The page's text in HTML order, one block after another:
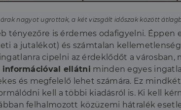
árak nagyot ugrottak, a két vizsgált időszak között
tényezőre is érdemes odafigyelni.
a jutalékot) és számtalan
cipelni az érdeklődőt a városban,
ellátni minden egyes
és megfelelő lehet számára. Ez
kell a többi kiadásról is. Ki kell
felhalmozott közüzemi hátralék